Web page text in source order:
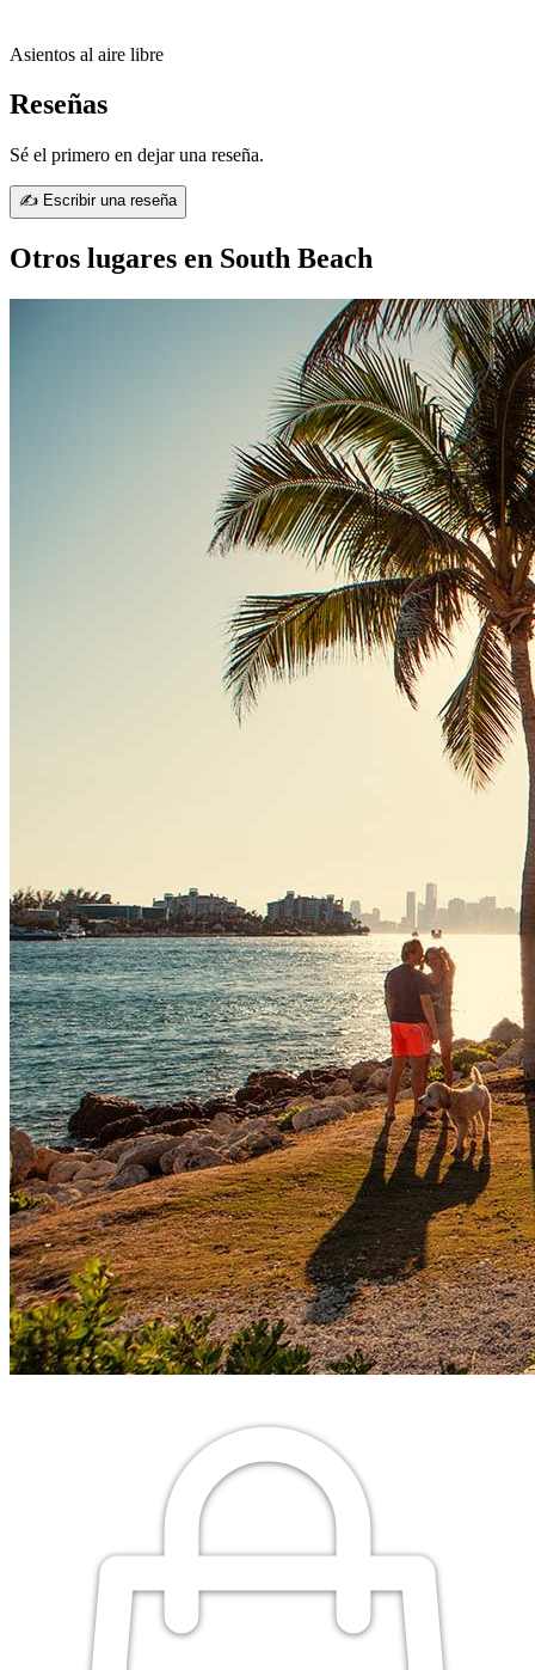
Asientos al aire libre
Reseñas
Sé el primero en dejar una reseña.
✍ Escribir una reseña
Otros lugares en South Beach